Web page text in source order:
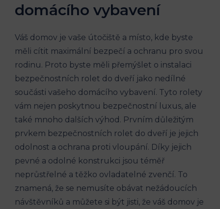
domácího vybavení
Váš domov je vaše útočiště a místo, kde byste
měli cítit maximální bezpečí a ochranu pro svou
rodinu. Proto byste měli přemýšlet o instalaci
bezpečnostních rolet do dveří jako nedílné
součásti vašeho domácího vybavení. Tyto rolety
vám nejen poskytnou bezpečnostní luxus, ale
také mnoho dalších výhod. Prvním důležitým
prvkem bezpečnostních rolet do dveří je jejich
odolnost a ochrana proti vloupání. Díky jejich
pevné a odolné konstrukci jsou téměř
neprůstřelné a těžko ovladatelné zvenčí. To
znamená, že se nemusíte obávat nežádoucích
návštěvníků a můžete si být jisti, že váš domov je